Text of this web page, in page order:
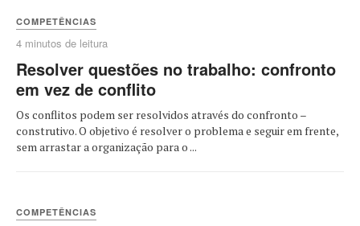
COMPETÊNCIAS
4 minutos de leitura
Resolver questões no trabalho: confronto
em vez de conflito
Os conflitos podem ser resolvidos através do confronto –
construtivo. O objetivo é resolver o problema e seguir em frente,
sem arrastar a organização para o ...
COMPETÊNCIAS